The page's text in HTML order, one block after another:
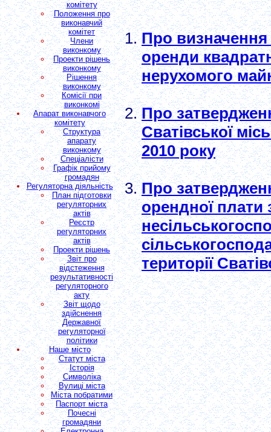
комітету
Положення про
виконавчий
комітет
Члени
виконкому
Проекти рішень
виконкому
Рішення
виконкому
Комісії при
виконкомі
Апарат виконавчого
комітету
Структура
апарату
виконкому
Спеціалісти
Графік прийому
громадян
Регуляторна діяльність
План підготовки
регуляторних
актів
Реєстр
регуляторних
актів
Проекти рішень
Звіт про
відстеження
результативності
регуляторного
акту
Звіт щодо
здійснення
Державної
регуляторної
політики
Наше місто
Статут міста
Історія
Символіка
Вулиці міста
Міста побратими
Паспорт міста
Почесні
громадяни
Про визначення
оренди
нерухомого
Про
Сватівської
2010 року
Про
орендної плати
території